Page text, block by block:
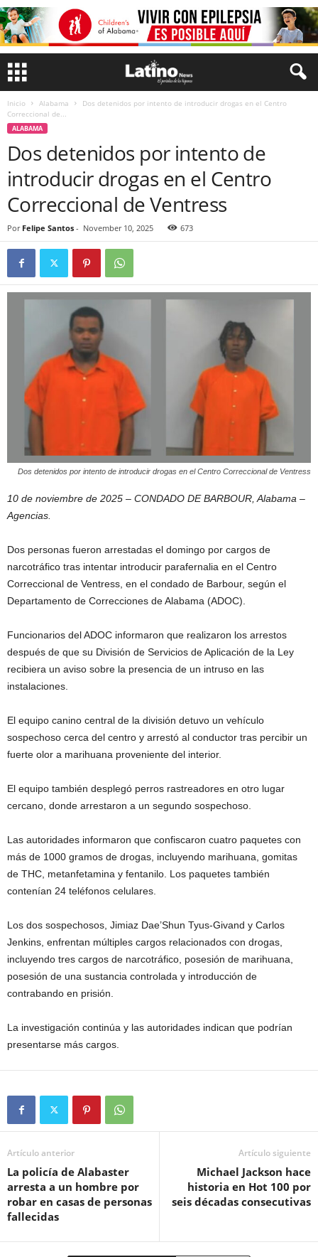
Inicio Alabama
Dos detenidos por intento de introducir drogas en el Centro
Correccional de...
ALABAMA
Dos detenidos por intento de
introducir drogas en el Centro
Correccional de Ventress
Por Felipe Santos - November 10, 2025 673
Dos detenidos por intento de introducir drogas en el Centro Correccional de Ventress
10 de noviembre de 2025 – CONDADO DE BARBOUR, Alabama –
Agencias.
Dos personas fueron arrestadas el domingo por cargos de
narcotráfico tras intentar introducir parafernalia en el Centro
Correccional de Ventress, en el condado de Barbour, según el
Departamento de Correcciones de Alabama (ADOC).
Funcionarios del ADOC informaron que realizaron los arrestos
después de que su División de Servicios de Aplicación de la Ley
recibiera un aviso sobre la presencia de un intruso en las
instalaciones.
El equipo canino central de la división detuvo un vehículo
sospechoso cerca del centro y arrestó al conductor tras percibir un
fuerte olor a marihuana proveniente del interior.
El equipo también desplegó perros rastreadores en otro lugar
cercano, donde arrestaron a un segundo sospechoso.
Las autoridades informaron que confiscaron cuatro paquetes con
más de 1000 gramos de drogas, incluyendo marihuana, gomitas
de THC, metanfetamina y fentanilo. Los paquetes también
contenían 24 teléfonos celulares.
Los dos sospechosos, Jimiaz Dae’Shun Tyus-Givand y Carlos
Jenkins, enfrentan múltiples cargos relacionados con drogas,
incluyendo tres cargos de narcotráfico, posesión de marihuana,
posesión de una sustancia controlada y introducción de
contrabando en prisión.
La investigación continúa y las autoridades indican que podrían
presentarse más cargos.
Artículo anterior
La policía de Alabaster
arresta a un hombre por
robar en casas de personas
fallecidas
Artículo siguiente
Michael Jackson hace
historia en Hot 100 por
seis décadas consecutivas